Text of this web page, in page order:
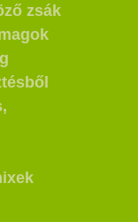
zsák